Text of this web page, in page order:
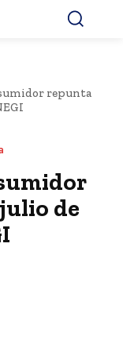
repunta
de